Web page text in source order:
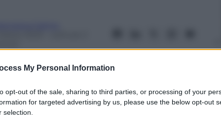
My Personal Information
opt-out of the sale, sharing to third parties, or processing of your
for targeted advertising by us, please use the below opt-out
selection.
preferite